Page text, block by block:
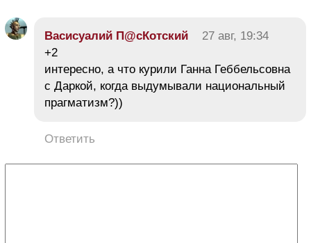
Васисуалий П@сКотский
27 авг, 19:34
+2
интересно, а что курили Ганна Геббельсовна
с Даркой, когда выдумывали национальный
прагматизм?))
Ответить